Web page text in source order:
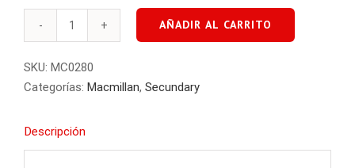
Gateway
THE
WORLD
A1+
cantidad
AÑADIR AL CARRITO
SKU: MC0280
Categorías: Macmillan, Secundary
Descripción